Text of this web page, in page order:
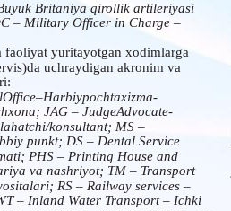
Britaniya qirollik artileriyasi
–­ Military­ Officer­ in­ Charge­ –­
faoliyat yuritayotgan xodimlarga
uchraydigan akronim va
JAG­ –­ Judge­Advocate-
konsultant;­ MS­ –­
punkt; DS – Dental Service
PHS – Printing House and
va nashriyot; TM – Transport
RS – Railway services –
– Inland Water Transport – Ichki